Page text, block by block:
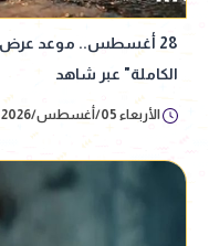
28 أغسطس.. موعد
الكاملة" عبر شاهد
الأربعاء 05/أغسطس/2026 - 12:44 م